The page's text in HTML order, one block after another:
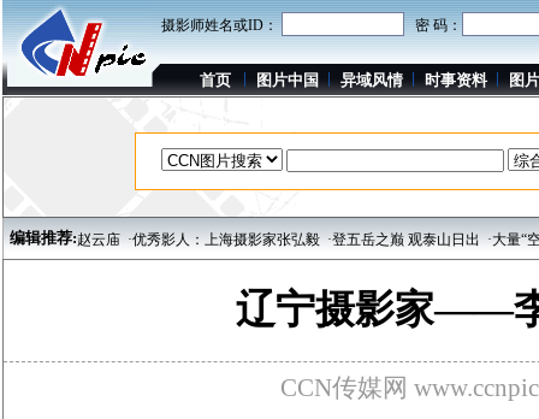
摄影师姓名或ID： 密 码：
首页 图片中国 异域风情 时事资料 图
编辑推荐:
定赵云庙 ·优秀影人：上海摄影家张弘毅 ·登五岳之巅 观泰山日出 ·大量“空城”引
辽宁摄影家——
CCN传媒网